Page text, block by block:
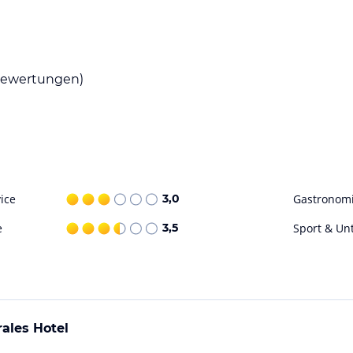
Freizeitaktivitäten. Besuchen Sie das
oder erleben Sie ein spannendes
und Unterhaltung für die ganze Familie.
und ihre Umgebung zu erkunden.
3,0
3,5 Sport &
Hotel